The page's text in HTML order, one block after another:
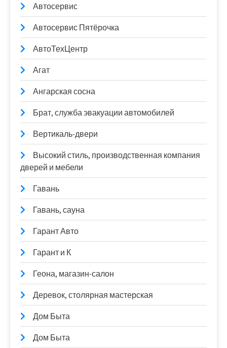
Автосервис
Автосервис Пятёрочка
АвтоТехЦентр
Агат
Ангарская сосна
Брат, служба эвакуации автомобилей
Вертикаль-двери
Высокий стиль, производственная компания
дверей и мебели
Гавань
Гавань, сауна
Гарант Авто
Гарант и К
Геона, магазин-салон
Деревок, столярная мастерская
Дом Быта
Дом Быта